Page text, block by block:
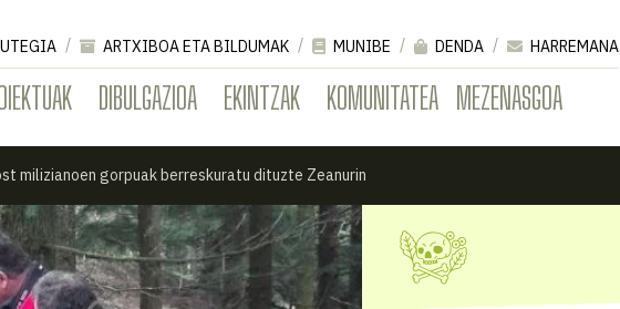
DIBULGAZIOA EKINTZAK KOMUNITATEA MEZENASGOA
ARTXIBOA ETA BILDUMAK MUNIBE DENDA
HARREMANA
milizianoen gorpuak berreskuratu dituzte Zeanurin